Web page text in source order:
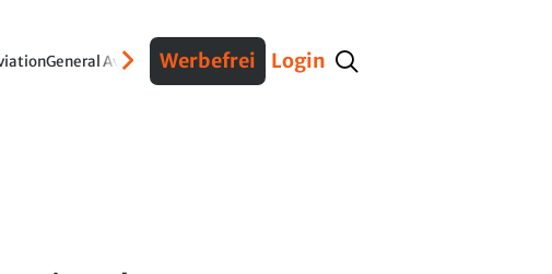
General AviationVerteidigungInterviews Fracht
Werbefrei Login